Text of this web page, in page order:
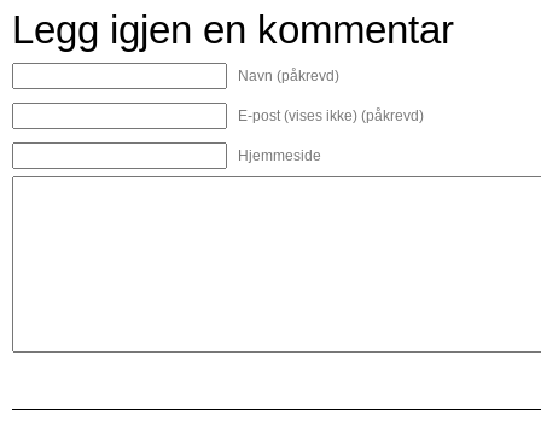
Legg igjen en kommentar
Navn (påkrevd)
E-post (vises ikke) (påkrevd)
Hjemmeside